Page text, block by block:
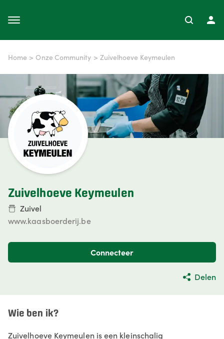
Home > Onze Community > Zuivelhoeve Keymeulen
Zuivelhoeve Keymeulen
Zuivel
www.kaasboerderij.be
Connecteer
Delen
Wie ben ik?
Zuivelhoeve Keymeulen is een kleinschalig